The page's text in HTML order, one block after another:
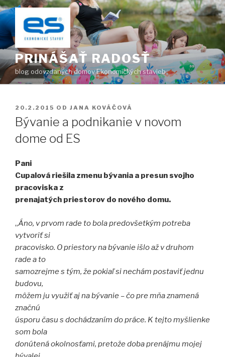
Prejsť
na
obsah
PRINÁŠAŤ RADOSŤ
blog odovzdaných domov Ekonomických stavieb
PUBLIKOVANÉ
20.2.2015 OD JANA KOVÁČOVÁ
Bývanie a podnikanie v novom
dome od ES
Pani
Cupalová riešila zmenu bývania a presun svojho
pracoviska z
prenajatých priestorov do nového domu.
„Áno, v prvom rade to bola predovšetkým potreba
vytvoriť si
pracovisko. O priestory na bývanie išlo až v druhom
rade a to
samozrejme s tým, že pokiaľ si nechám postaviť jednu
budovu,
môžem ju využiť aj na bývanie – čo pre mňa znamená
značnú
úsporu času s dochádzaním do práce. K tejto myšlienke
som bola
donútená okolnosťami, pretože doba prenájmu mojej